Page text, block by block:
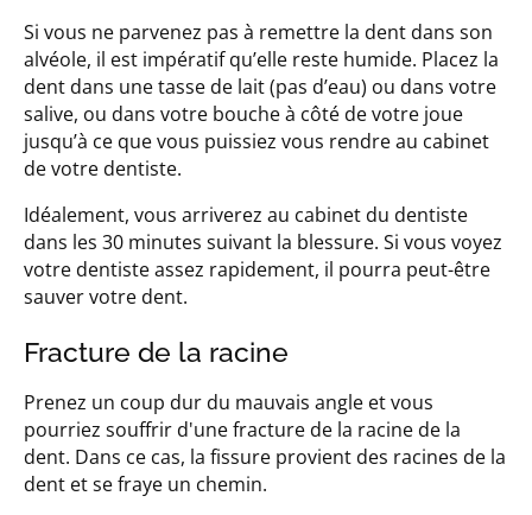
Si vous ne parvenez pas à remettre la dent dans son
alvéole, il est impératif qu’elle reste humide. Placez la
dent dans une tasse de lait (pas d’eau) ou dans votre
salive, ou dans votre bouche à côté de votre joue
jusqu’à ce que vous puissiez vous rendre au cabinet
de votre dentiste.
Idéalement, vous arriverez au cabinet du dentiste
dans les 30 minutes suivant la blessure. Si vous voyez
votre dentiste assez rapidement, il pourra peut-être
sauver votre dent.
Fracture de la racine
Prenez un coup dur du mauvais angle et vous
pourriez souffrir d'une fracture de la racine de la
dent. Dans ce cas, la fissure provient des racines de la
dent et se fraye un chemin.